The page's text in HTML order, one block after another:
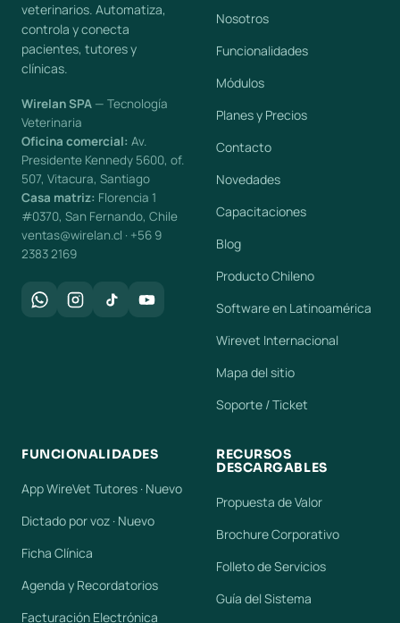
veterinarios. Automatiza,
controla y conecta
pacientes, tutores y
clínicas.
Wirelan SPA — Tecnología
Veterinaria
Oficina comercial: Av.
Presidente Kennedy 5600, of.
507, Vitacura, Santiago
Casa matriz: Florencia 1
#0370, San Fernando, Chile
ventas@wirelan.cl · +56 9
2383 2169
Nosotros
Funcionalidades
Módulos
Planes y Precios
Contacto
Novedades
Capacitaciones
Blog
Producto Chileno
Software en Latinoamérica
Wirevet Internacional
Mapa del sitio
Soporte / Ticket
FUNCIONALIDADES
App WireVet Tutores · Nuevo
Dictado por voz · Nuevo
Ficha Clínica
Agenda y Recordatorios
Facturación Electrónica
RECURSOS
DESCARGABLES
Propuesta de Valor
Brochure Corporativo
Folleto de Servicios
Guía del Sistema